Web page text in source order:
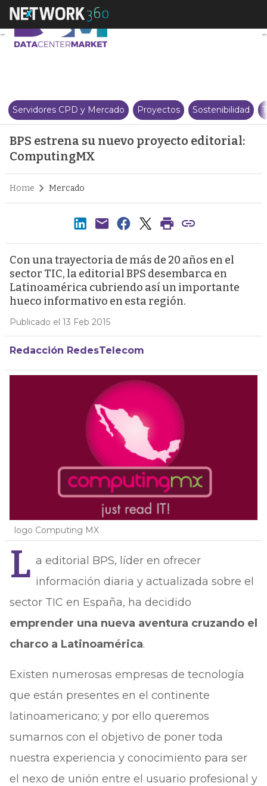
BPS estrena su nuevo
Servidores CPD y Mercado Proyectos Sostenibilidad
BPS estrena su nuevo proyecto editorial:
ComputingMX
Home Mercado
Con una trayectoria de más de 20 años en el
sector TIC, la editorial BPS desembarca en
Latinoamérica cubriendo así un importante
hueco informativo en esta región.
Publicado el 13 Feb 2015
Redacción RedesTelecom
logo Computing MX
L a editorial BPS, líder en ofrecer
información diaria y actualizada sobre el
sector TIC en España, ha decidido
emprender una nueva aventura cruzando el
charco a Latinoamérica.
Existen numerosas empresas de tecnología
que están presentes en el continente
latinoamericano; y por ello queremos
sumarnos con el objetivo de poner toda
nuestra experiencia y conocimiento para ser
el nexo de unión entre el usuario profesional y